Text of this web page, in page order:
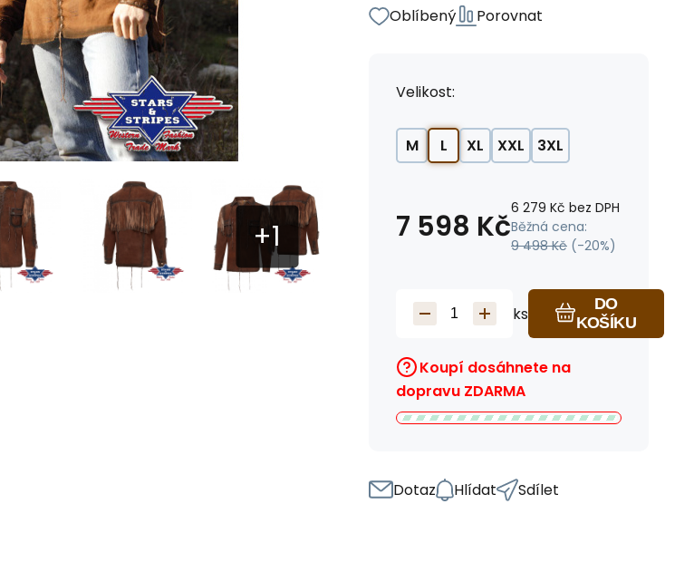
Oblíbený Porovnat
Velikost:
M L XL XXL 3XL
7 598 Kč6 279 Kč bez DPH
Běžná cena:
9 498 Kč (-20%)
ks
DO
KOŠÍKU
Koupí dosáhnete na
dopravu ZDARMA
Dotaz Hlídat Sdílet